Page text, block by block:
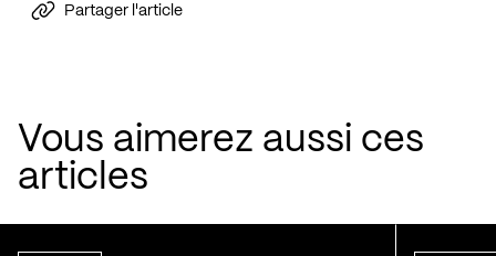
Partager l'article
Vous aimerez aussi ces
articles